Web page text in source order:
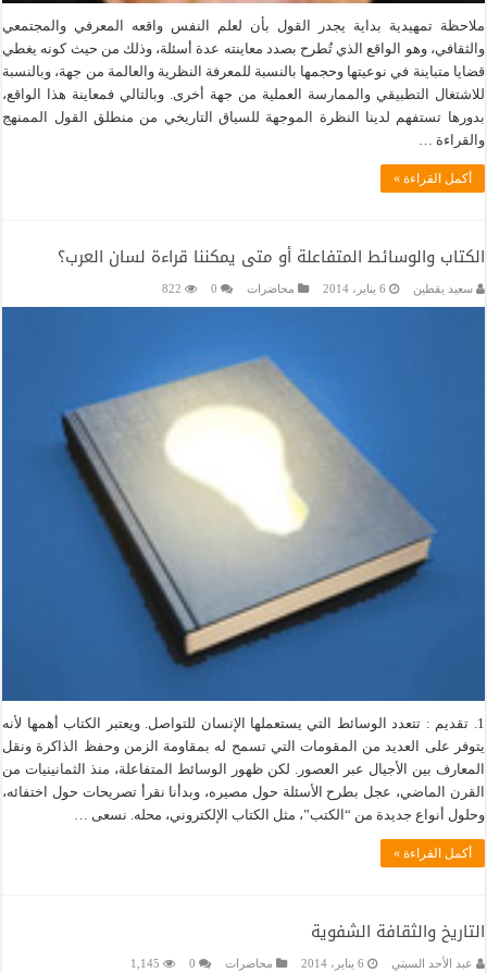
ملاحظة تمهيدية بداية يجدر القول بأن لعلم النفس واقعه المعرفي والمجتمعي
والثقافي، وهو الواقع الذي تُطرح بصدد معاينته عدة أسئلة، وذلك من حيث كونه يغطي
قضايا متباينة في نوعيتها وحجمها بالنسبة للمعرفة النظرية والعالمة من جهة، وبالنسبة
للاشتغال التطبيقي والممارسة العملية من جهة أخرى. وبالتالي فمعاينة هذا الواقع،
بدورها تستفهم لدينا النظرة الموجهة للسياق التاريخي من منطلق القول الممنهج
والقراءة …
أكمل القراءة »
الكتاب والوسائط المتفاعلة أو متى يمكننا قراءة لسان العرب؟
سعيد يقطين 6 يناير، 2014 محاضرات 0
822
1. تقديم : تتعدد الوسائط التي يستعملها الإنسان للتواصل. ويعتبر الكتاب أهمها لأنه
يتوفر على العديد من المقومات التي تسمح له بمقاومة الزمن وحفظ الذاكرة ونقل
المعارف بين الأجيال عبر العصور. لكن ظهور الوسائط المتفاعلة، منذ الثمانينيات من
القرن الماضي، عجل بطرح الأسئلة حول مصيره، وبدأنا نقرأ تصريحات حول اختفائه،
وحلول أنواع جديدة من “الكتب”، مثل الكتاب الإلكتروني، محله. نسعى …
أكمل القراءة »
التاريخ والثقافة الشفوية
عبد الأحد السبتي 6 يناير، 2014 محاضرات 0
1,145